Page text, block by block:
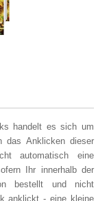
handelt es sich um
das Anklicken dieser
automatisch eine
Ihr innerhalb der
bestellt und nicht
anklickt - eine kleine